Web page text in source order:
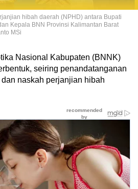
hibah daerah (NPHD) antara Bupati
Kepala BNN Provinsi Kalimantan Barat
MSi
Nasional Kabupaten (BNNK)
seiring penandatanganan
naskah perjanjian hibah